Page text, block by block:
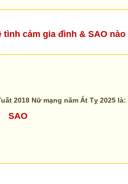
tình cảm gia đình & SAO
2018 Nữ mạng năm Ất Tỵ 2025 là:
SAO